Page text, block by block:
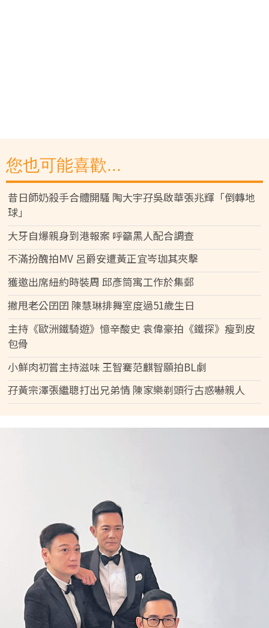
您也可能喜歡...
昔日師奶殺手合體開騷 陶大宇孖吳啟華張兆輝「倒轉地
球」
大牙自爆親身到港報案 呼籲黑人配合調查
不滿扮醜拍MV 呂爵安遭黃正宜岑珈其夾擊
獲邀出席紐約時裝周 邱彥筒寓工作於集郵
撇甩老公囝囝 陳慧琳排舞室度過51歲生日
主持《歐洲鐵騎遊》憶辛酸史 袁偉豪拍《鐵探》瘦到皮
包骨
小鮮肉初嘗主持滋味 王智騫范麒智願拍BL劇
孖黃宗澤張繼聰打出兄弟情 陳家樂剃頭行古惑嚇親人